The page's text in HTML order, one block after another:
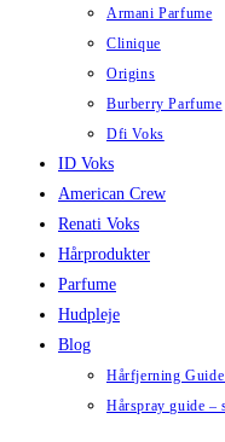
Armani Parfume
Clinique
Origins
Burberry Parfume
Dfi Voks
ID Voks
American Crew
Renati Voks
Hårprodukter
Parfume
Hudpleje
Blog
Hårfjerning
Hårspray guide –